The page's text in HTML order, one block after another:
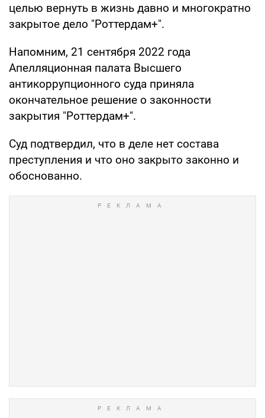
целью вернуть в жизнь давно и многократно
закрытое дело "Роттердам+".
Напомним, 21 сентября 2022 года
Апелляционная палата Высшего
антикоррупционного суда приняла
окончательное решение о законности
закрытия "Роттердам+".
Суд подтвердил, что в деле нет состава
преступления и что оно закрыто законно и
обоснованно.